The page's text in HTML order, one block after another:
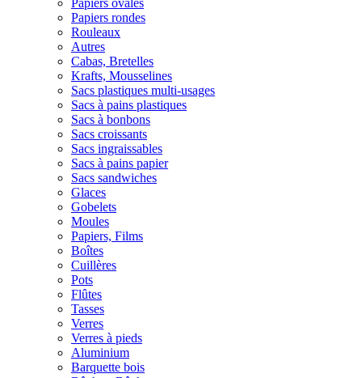
Papiers ovales
Papiers rondes
Rouleaux
Autres
Cabas, Bretelles
Krafts, Mousselines
Sacs plastiques multi-usages
Sacs à pains plastiques
Sacs à bonbons
Sacs croissants
Sacs ingraissables
Sacs à pains papier
Sacs sandwiches
Glaces
Gobelets
Moules
Papiers, Films
Boîtes
Cuillères
Pots
Flûtes
Tasses
Verres
Verres à pieds
Aluminium
Barquette bois